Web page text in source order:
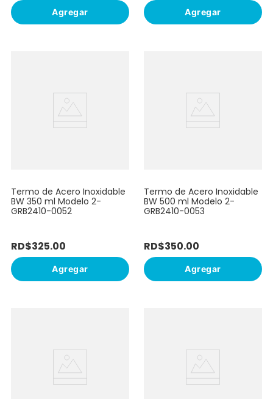
Agregar Agregar
Termo de Acero Inoxidable
BW 350 ml Modelo 2-
GRB2410-0052
RD$325.00
Agregar
Termo de Acero Inoxidable
BW 500 ml Modelo 2-
GRB2410-0053
RD$350.00
Agregar